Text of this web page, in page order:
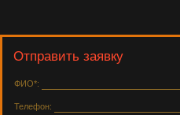
Отправить заявку
ФИО*:
Телефон: